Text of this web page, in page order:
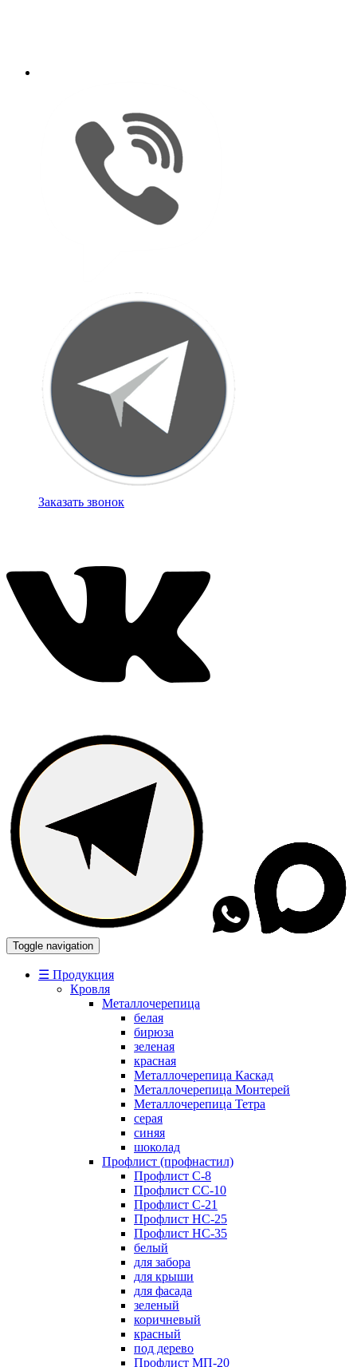
Заказать звонок
Toggle navigation
☰ Продукция
Кровля
Металлочерепица
белая
бирюза
зеленая
красная
Металлочерепица Каскад
Металлочерепица Монтерей
Металлочерепица Тетра
серая
синяя
шоколад
Профлист (профнастил)
Профлист С-8
Профлист СС-10
Профлист C-21
Профлист НС-25
Профлист НС-35
белый
для забора
для крыши
для фасада
зеленый
коричневый
красный
под дерево
Профлист МП-20